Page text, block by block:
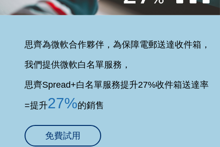
思齊為微軟合作夥伴，為保障電郵送達收件箱，
我們提供微軟白名單服務，
思齊Spread+白名單服務提升27%收件箱送達率
=提升27%的銷售
免費試用